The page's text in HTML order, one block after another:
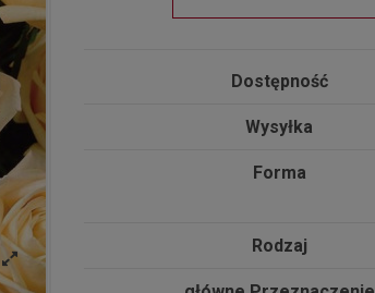
Dostępność
Wysyłka
Forma
Rodzaj